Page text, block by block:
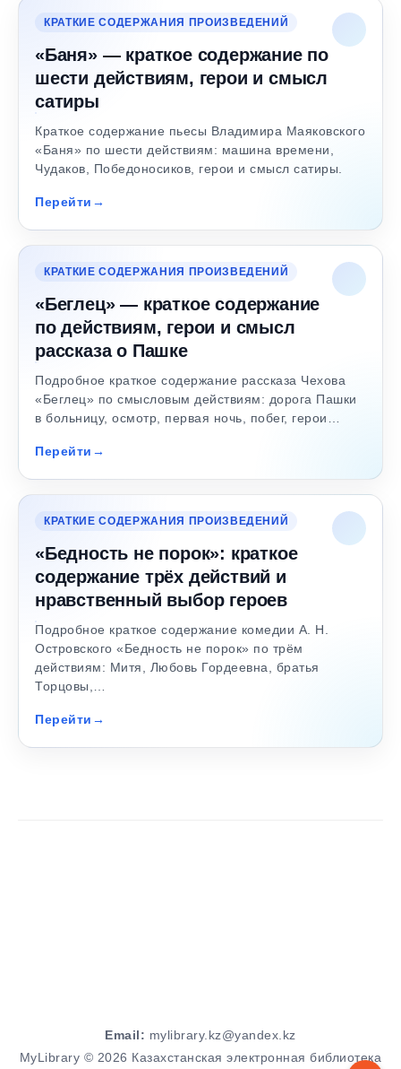
КРАТКИЕ СОДЕРЖАНИЯ ПРОИЗВЕДЕНИЙ
«Баня» — краткое содержание по
шести действиям, герои и смысл
сатиры
Краткое содержание пьесы Владимира Маяковского
«Баня» по шести действиям: машина времени,
Чудаков, Победоносиков, герои и смысл сатиры.
Перейти
КРАТКИЕ СОДЕРЖАНИЯ ПРОИЗВЕДЕНИЙ
«Беглец» — краткое содержание
по действиям, герои и смысл
рассказа о Пашке
Подробное краткое содержание рассказа Чехова
«Беглец» по смысловым действиям: дорога Пашки
в больницу, осмотр, первая ночь, побег, герои…
Перейти
КРАТКИЕ СОДЕРЖАНИЯ ПРОИЗВЕДЕНИЙ
«Бедность не порок»: краткое
содержание трёх действий и
нравственный выбор героев
Подробное краткое содержание комедии А. Н.
Островского «Бедность не порок» по трём
действиям: Митя, Любовь Гордеевна, братья
Торцовы,…
Перейти
Email: mylibrary.kz@yandex.kz
MyLibrary © 2026 Казахстанская электронная библиотека